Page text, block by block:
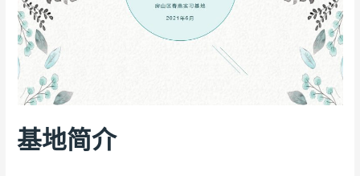
基地简介